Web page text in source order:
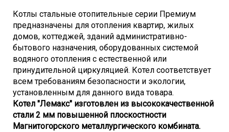
- Диаметр патрубка системы отопления - G 2 дюйма
- Диаметр дымохода - 140 мм
- Габариты (ВхШхГ) - 1016x532x608 мм
- Вес - 100 кг
Котлы стальные отопительные серии Премиум
предназначены для отопления квартир, жилых
домов, коттеджей, зданий административно-
бытового назначения, оборудованных системой
водяного отопления с естественной или
принудительной циркуляцией. Котел соответствует
всем требованиям безопасности и экологии,
установленным для данного вида товара.
Котел "Лемакс" изготовлен из высококачественной
стали 2 мм повышенной плоскостности
Магнитогорского металлургического комбината.